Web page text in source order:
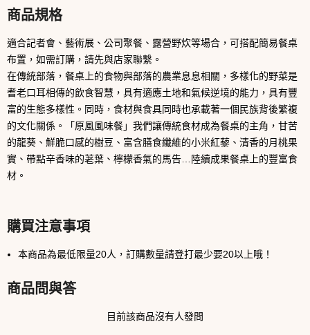
商品規格
適合記者會、藝術展、公司聚餐、露營野炊等場合，可搭配簡易餐桌
布置，如需訂購，請先與店家聯繫。
在傳統部落，餐桌上的食物與部落的農業息息相關，多樣化的野菜是
耆老口耳相傳的飲食智慧，具有適應土地和氣候逆境的能力，具有豐
富的生態多樣性。同時，食材與食具同時也承載著一個民族背後繁複
的文化關係。「原風風味餐」我們讓傳統食材成為餐桌的主角，甘苦
的龍葵、鮮脆口感的樹豆、富含膳食纖維的小米紅藜、清香的月桃果
實、帶點辛香味的荖葉、檸檬香氣的馬告…陸續成果餐桌上的豐富食
材。
購買注意事項
本商品為最低限量20人，訂購數量請登打最少要20以上哦！
商品問與答
目前該商品沒有人發問